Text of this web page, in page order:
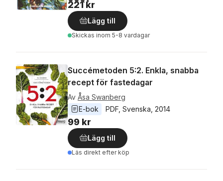
221 kr
Lägg till
Skickas inom 5-8 vardagar
Succémetoden 5:2. Enkla, snabba
recept för fastedagar
Av Åsa Swanberg
E-bok
PDF Svenska 2014
99 kr
Lägg till
Läs direkt efter köp